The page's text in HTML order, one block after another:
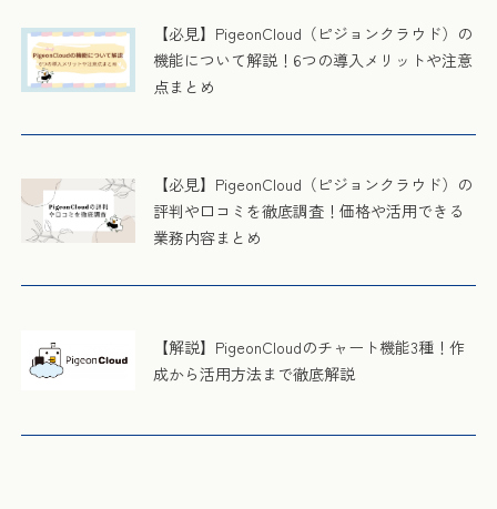
【必見】PigeonCloud（ピジョンクラウド）の
機能について解説！6つの導入メリットや注意
点まとめ
【必見】PigeonCloud（ピジョンクラウド）の
評判や口コミを徹底調査！価格や活用できる
業務内容まとめ
【解説】PigeonCloudのチャート機能3種！作
成から活用方法まで徹底解説